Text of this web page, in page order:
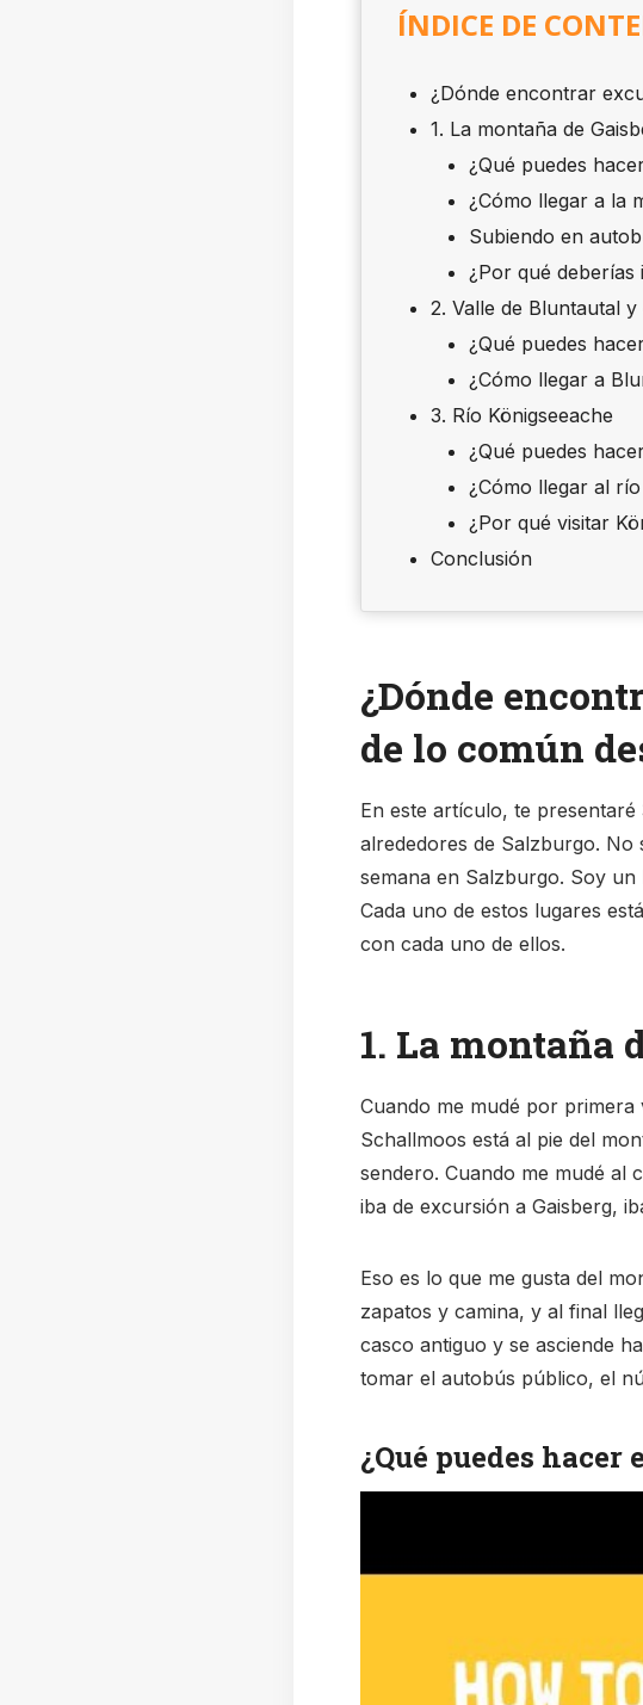
ÍNDICE DE
¿Dónde encontrar
1. La montaña de
¿Qué puedes
¿Cómo llegar a la
Subiendo en
¿Por qué deberías
2. Valle de Bluntautal
¿Qué puedes
¿Cómo llegar a
3. Río Königseeache
¿Qué puedes
¿Cómo llegar al
¿Por qué visitar
Conclusión
¿Dónde
de lo común
En este artículo, te
alrededores de Salzburgo.
semana en Salzburgo. Soy
Cada uno de estos lugares
con cada uno de ellos.
1. La montaña
Cuando me mudé por primera
Schallmoos está al pie del
sendero. Cuando me mudé al
iba de excursión a Gaisberg,
Eso es lo que me gusta del
zapatos y camina, y al final
casco antiguo y se asciende
tomar el autobús público, el
¿Qué puedes hacer